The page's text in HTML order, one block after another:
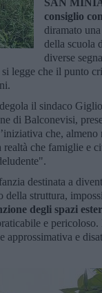
consiglio
diramato
della scuola
diverse
legge che il punto
il sindaco
di Balconevisi,
che,
che famiglie e
destinata a
della struttura,
degli spazi
e
approssimativa e